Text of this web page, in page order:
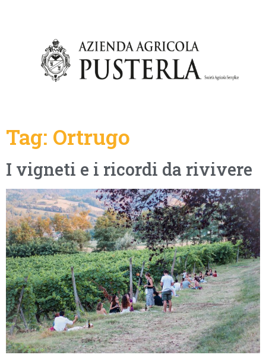
Tag: Ortrugo
I vigneti e i ricordi da rivivere